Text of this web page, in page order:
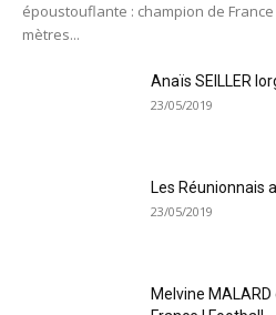
époustouflante : champion de
mètres...
Anaïs SEILLER
23/05/2019
Les Réunionnais
23/05/2019
Melvine